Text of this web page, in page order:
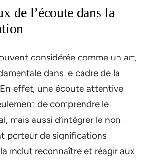
de l’écoute dans la
considérée comme un art,
dans le cadre de la
effet, une écoute attentive
de comprendre le
mais aussi d’intégrer le non-
porteur de significations
inclut reconnaître et réagir aux